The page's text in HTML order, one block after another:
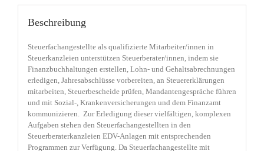
Beschreibung
Steuerfachangestellte als qualifizierte Mitarbeiter/innen in
Steuerkanzleien unterstützen Steuerberater/innen, indem sie
Finanzbuchhaltungen erstellen, Lohn- und Gehaltsabrechnungen
erledigen, Jahresabschlüsse vorbereiten, an Steuererklärungen
mitarbeiten, Steuerbescheide prüfen, Mandantengespräche führen
und mit Sozial-, Krankenversicherungen und dem Finanzamt
kommunizieren.
Zur Erledigung dieser vielfältigen, komplexen
Aufgaben stehen den Steuerfachangestellten in den
Steuerberaterkanzleien EDV-Anlagen mit entsprechenden
Programmen zur Verfügung. Da Steuerfachangestellte mit